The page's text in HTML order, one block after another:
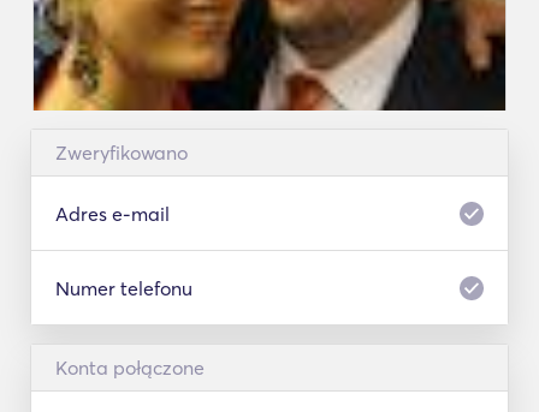
Zweryfikowano
Adres e-mail
Numer telefonu
Konta połączone